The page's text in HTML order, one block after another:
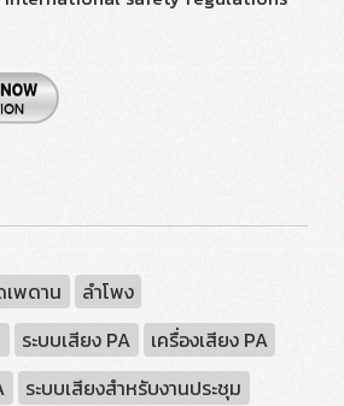
เพดาน
ลำโพง
ระบบเสียง PA
เครื่องเสียง PA
ระบบเสียงสำหรับงานประชุม